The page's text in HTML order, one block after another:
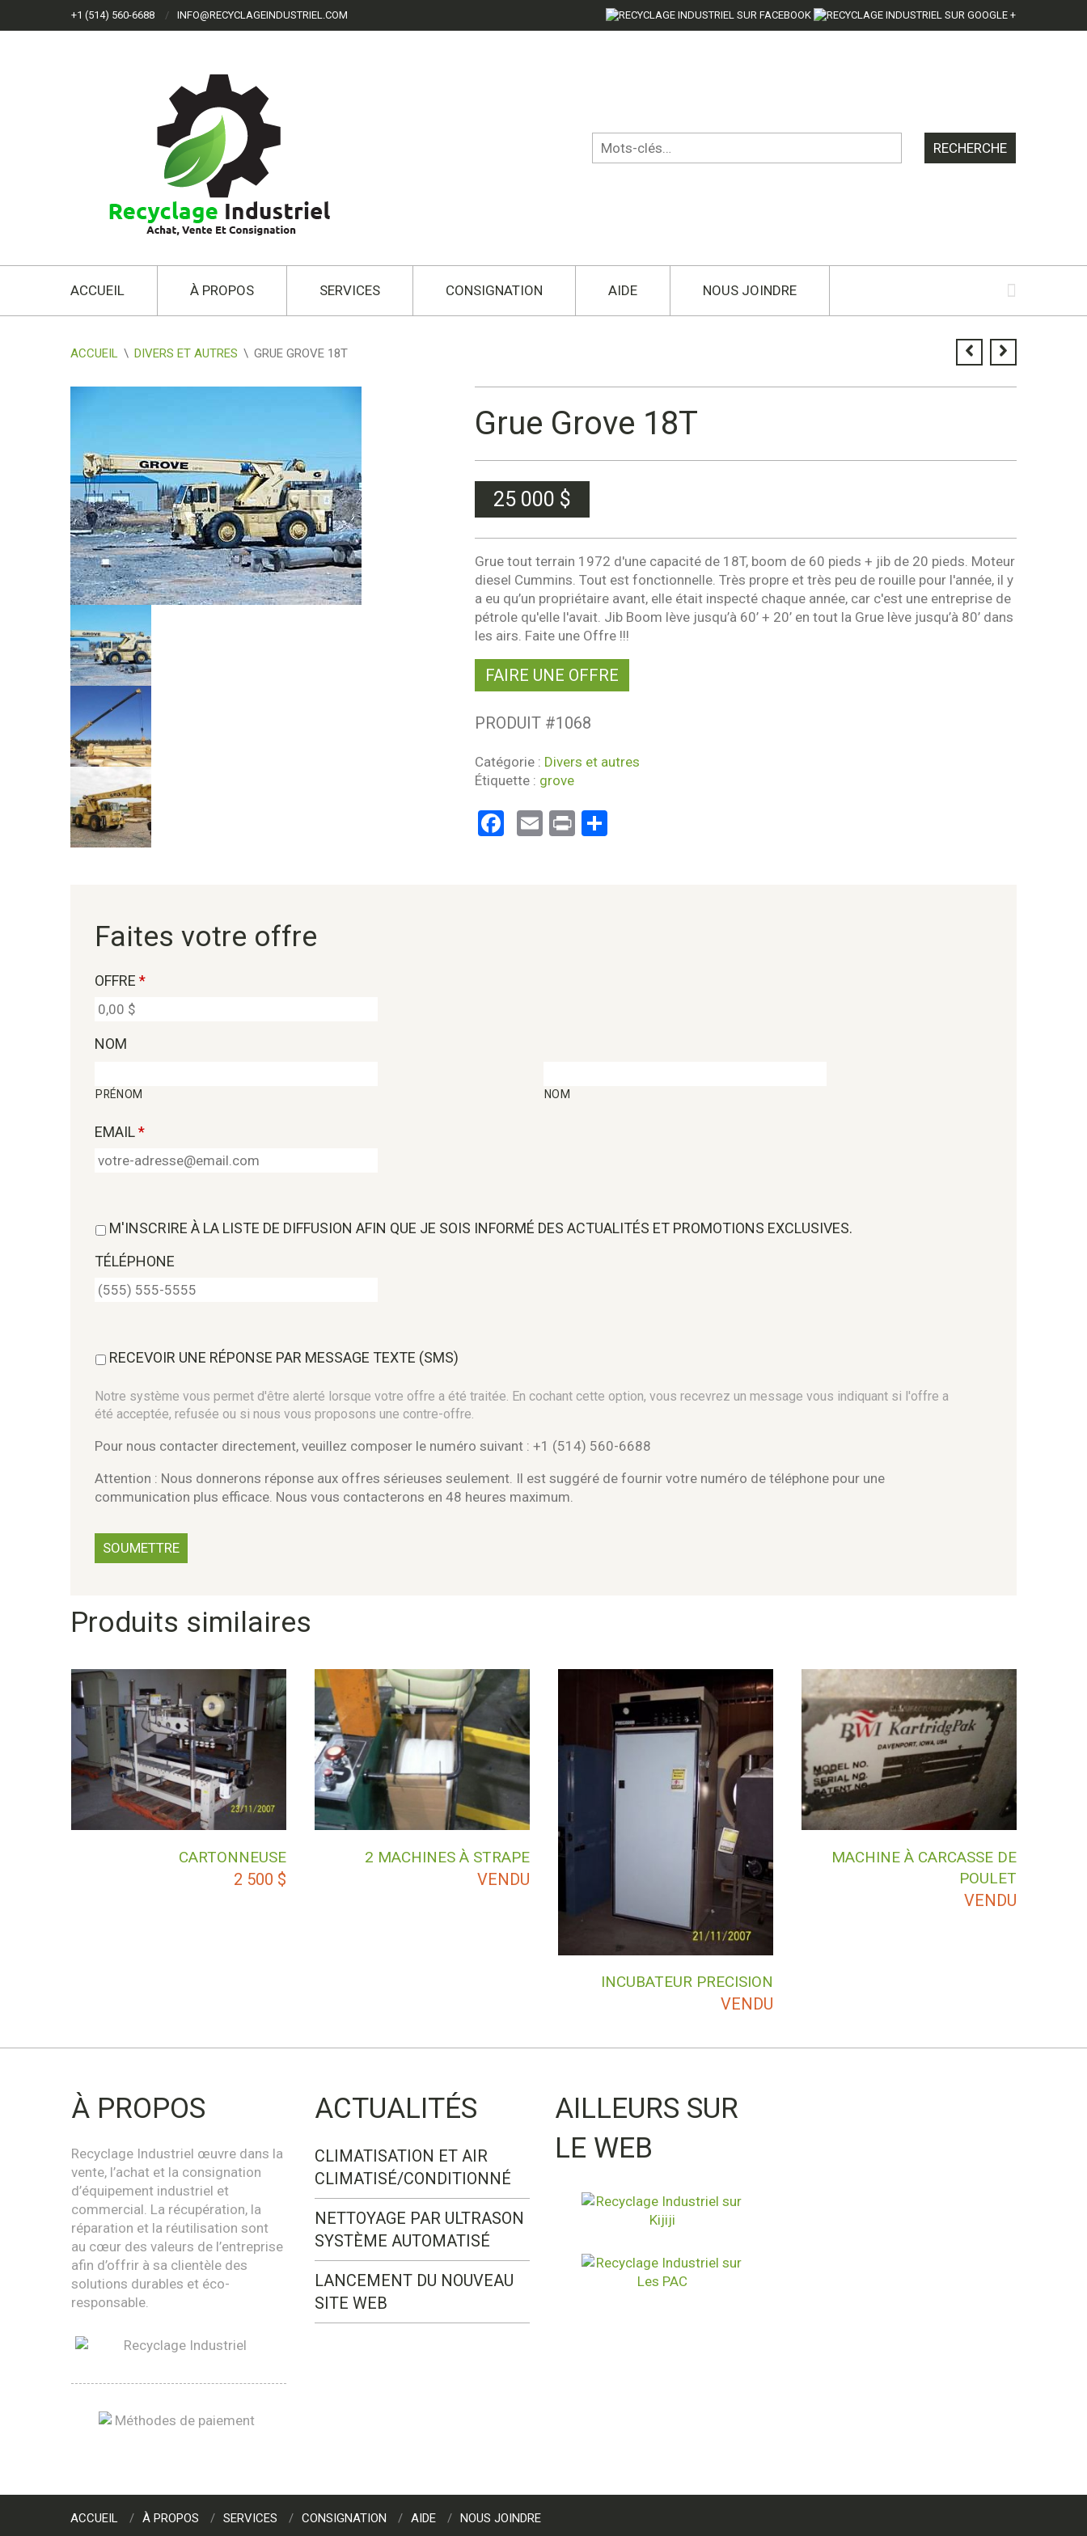
+1 (514) 560-6688 INFO@RECYCLAGEINDUSTRIEL.COM
ACCUEIL À PROPOS SERVICES CONSIGNATION AIDE NOUS JOINDRE
ACCUEIL \ DIVERS ET AUTRES \ GRUE GROVE 18T
Grue Grove 18T
25 000 $
Grue tout terrain 1972 d'une capacité de 18T, boom de 60 pieds + jib de 20 pieds. Moteur
diesel Cummins. Tout est fonctionnelle. Très propre et très peu de rouille pour l'année, il y
a eu qu’un propriétaire avant, elle était inspecté chaque année, car c'est une entreprise de
pétrole qu'elle l'avait. Jib Boom lève jusqu’à 60’ + 20’ en tout la Grue lève jusqu’à 80’ dans
les airs. Faite une Offre !!!
FAIRE UNE OFFRE
PRODUIT #1068
Catégorie : Divers et autres
Étiquette : grove
Facebook
Email
PrintPartager
Faites votre offre
OFFRE *
NOM
PRÉNOM NOM
EMAIL*
M'INSCRIRE À LA LISTE DE DIFFUSION AFIN QUE JE SOIS INFORMÉ DES ACTUALITÉS ET PROMOTIONS EXCLUSIVES.
TÉLÉPHONE
RECEVOIR UNE RÉPONSE PAR MESSAGE TEXTE (SMS)
Notre système vous permet d'être alerté lorsque votre offre a été traitée. En cochant cette option, vous recevrez un message vous indiquant si l'offre a
été acceptée, refusée ou si nous vous proposons une contre-offre.
Pour nous contacter directement, veuillez composer le numéro suivant : +1 (514) 560-6688
Attention : Nous donnerons réponse aux offres sérieuses seulement. Il est suggéré de fournir votre numéro de téléphone pour une
communication plus efficace. Nous vous contacterons en 48 heures maximum.
Produits similaires
CARTONNEUSE
2 500 $
2 MACHINES À STRAPE
VENDU
INCUBATEUR PRECISION
VENDU
MACHINE À CARCASSE DE
POULET
VENDU
À PROPOS
Recyclage Industriel œuvre dans la
vente, l’achat et la consignation
d’équipement industriel et
commercial. La récupération, la
réparation et la réutilisation sont
au cœur des valeurs de l’entreprise
afin d’offrir à sa clientèle des
solutions durables et éco-
responsable.
ACTUALITÉS
CLIMATISATION ET AIR
CLIMATISÉ/CONDITIONNÉ
NETTOYAGE PAR ULTRASON
SYSTÈME AUTOMATISÉ
LANCEMENT DU NOUVEAU
SITE WEB
AILLEURS SUR
LE WEB
ACCUEIL À PROPOS SERVICES CONSIGNATION AIDE NOUS JOINDRE